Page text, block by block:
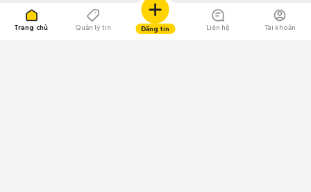
Trang chủ Quản lý tin Đăng tin Liên hệ Tài khoản